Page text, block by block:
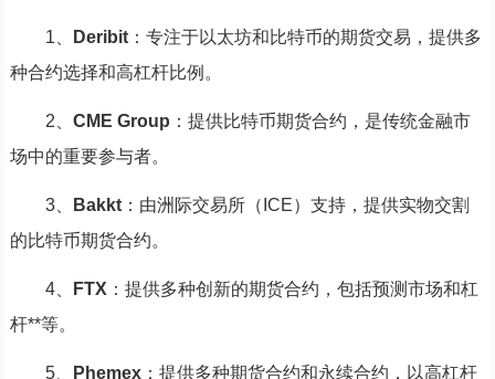
1、 Deribit：专注于以太坊和比特币的期货交易，提供多
种合约选择和高杠杆比例。
2、 CME Group ：提供比特币期货合约，是传统金融市
场中的重要参与者。
3、 Bakkt：由洲际交易所（ICE）支持，提供实物交割
的比特币期货合约。
4、 FTX ：提供多种创新的期货合约，包括预测市场和杠
杆**等。
5、 Phemex：提供多种期货合约和永续合约，以高杠杆